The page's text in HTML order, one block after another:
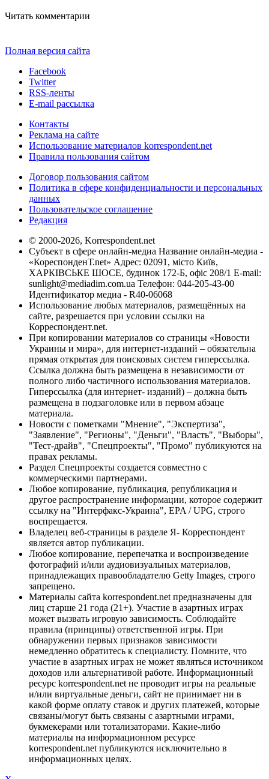
Читать комментарии
Полная версия сайта
Facebook
Twitter
RSS-ленты
E-mail рассылка
Контакты
Реклама на сайте
Использование материалов korrespondent.net
Правила пользования сайтом
Договор пользования сайтом
Политика в сфере конфиденциальности и персональных
данных
Пользовательское соглашение
Редакция
© 2000-2026, Korrespondent.net
Субъект в сфере онлайн-медиа Название онлайн-медиа -
«КореспонденТ.net» Адрес: 02091, місто Київ,
ХАРКІВСЬКЕ ШОСЕ, будинок 172-Б, офіс 208/1 E-mail:
sunlight@mediadim.com.ua Телефон: 044-205-43-00
Идентификатор медиа - R40-06068
Использование любых материалов, размещённых на
сайте, разрешается при условии ссылки на
Корреспондент.net.
При копировании материалов со страницы «Новости
Украины и мира», для интернет-изданий – обязательна
прямая открытая для поисковых систем гиперссылка.
Ссылка должна быть размещена в независимости от
полного либо частичного использования материалов.
Гиперссылка (для интернет- изданий) – должна быть
размещена в подзаголовке или в первом абзаце
материала.
Новости с пометками "Мнение", "Экспертиза",
"Заявление", "Регионы", "Деньги", "Власть", "Выборы",
"Тест-драйв", "Спецпроекты", "Промо" публикуются на
правах рекламы.
Раздел Спецпроекты создается совместно с
коммерческими партнерами.
Любое копирование, публикация, републикация и
другое распространение информации, которое содержит
ссылку на "Интерфакс-Украина", EPA / UPG, строго
воспрещается.
Владелец веб-страницы в разделе Я- Корреспондент
является автор публикации.
Любое копирование, перепечатка и воспроизведение
фотографий и/или аудиовизуальных материалов,
принадлежащих правообладателю Getty Images, строго
запрещено.
Материалы сайта korrespondent.net предназначены для
лиц старше 21 года (21+). Участие в азартных играх
может вызвать игровую зависимость. Соблюдайте
правила (принципы) ответственной игры. При
обнаружении первых признаков зависимости
немедленно обратитесь к специалисту. Помните, что
участие в азартных играх не может являться источником
доходов или альтернативой работе. Информационный
ресурс korrespondent.net не проводит игры на реальные
и/или виртуальные деньги, сайт не принимает ни в
какой форме оплату ставок и других платежей, которые
связаны/могут быть связаны с азартными играми,
букмекерами или тотализаторами. Какие-либо
материалы на информационном ресурсе
korrespondent.net публикуются исключительно в
информационных целях.